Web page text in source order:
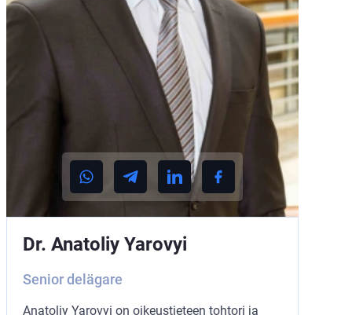
Dr. Anatoliy Yarovyi
Senior delägare
Anatoliy Yarovyi on oikeustieteen tohtori ja